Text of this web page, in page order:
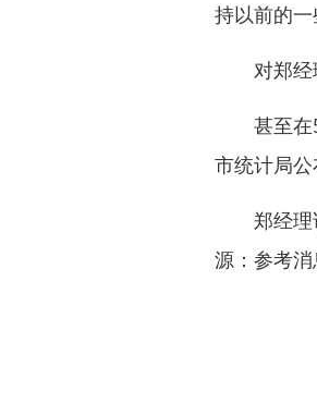
持以前的一
对郑经理
甚至在5
市统计局
郑经理说
源：参考消